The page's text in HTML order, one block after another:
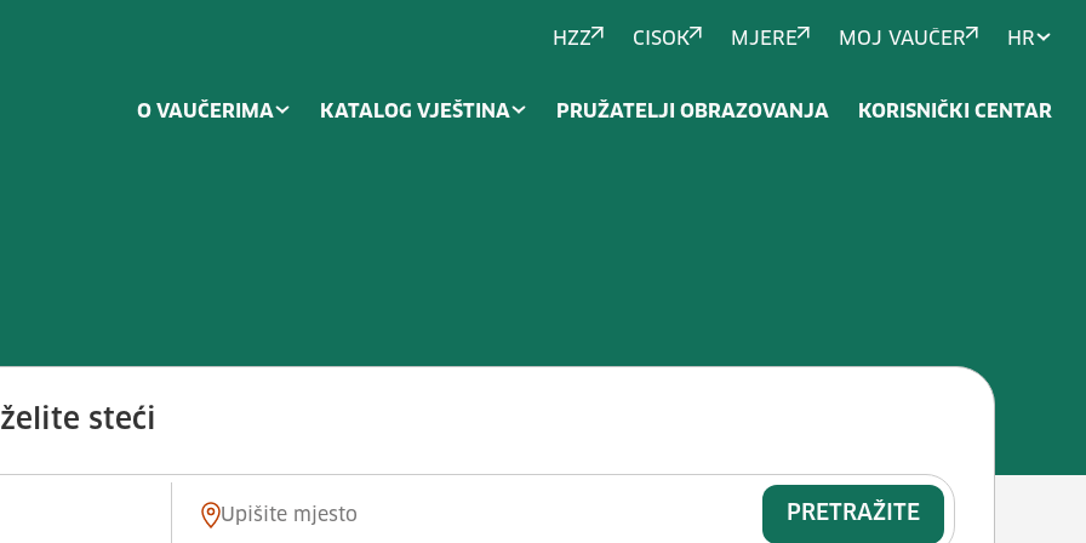
HZZ CISOK MJERE MOJ VAUČER HR
O VAUČERIMA KATALOG VJEŠTINA PRUŽATELJI OBRAZOVANJA KORISNIČKI CENTAR
inovativna dizajnerska rješenja koristeći suvremene
steći
Mjesto
PRETRAŽITE